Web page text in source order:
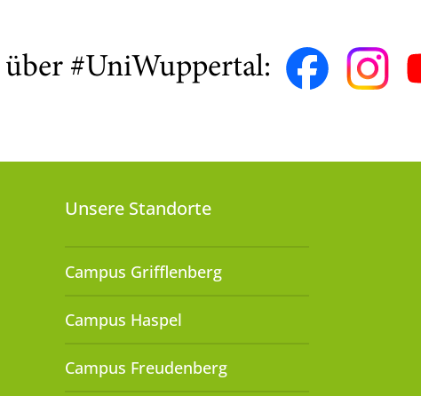
#UniWuppertal:
Unsere Standorte
Campus Grifflenberg
Campus Haspel
Campus Freudenberg